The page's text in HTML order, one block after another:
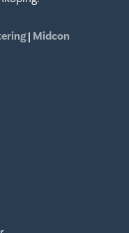
| Midcon